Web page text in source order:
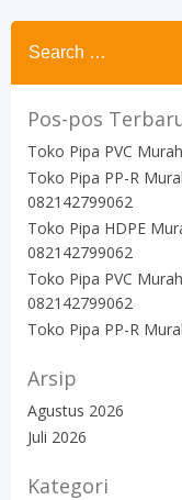
Search
for:
Pos-pos
Toko Pipa PVC
Toko Pipa PP-R
082142799062
Toko Pipa HDPE
082142799062
Toko Pipa PVC
082142799062
Toko Pipa PP-R
Arsip
Agustus 2026
Juli 2026
Kategori